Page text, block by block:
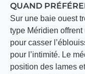
QUAND
Sur une baie ouest
type Méridien offrent
pour casser
pour l’intimité. Le
position des lames